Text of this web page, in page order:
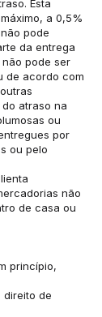
Esta
a 0,5%
pode
da entrega
pode ser
de acordo com
atraso na
ou
por
ou pelo
não
de casa ou
princípio,
direito de